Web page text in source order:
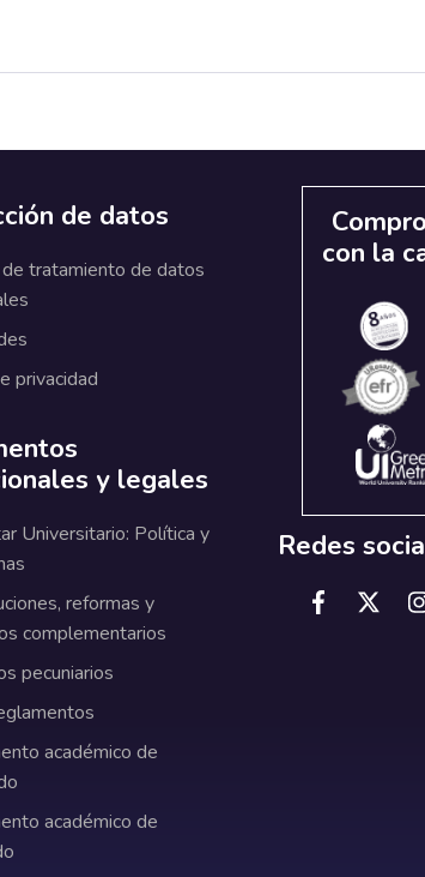
de datos
tratamiento de datos
privacidad
y legales
Universitario: Política y
reformas y
complementarios
pecuniarios
académico de
académico de
con la
Redes